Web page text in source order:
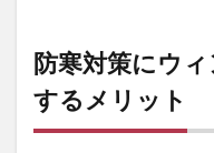
小雨
程度
なら
作業
防寒対策にウ
するメリット